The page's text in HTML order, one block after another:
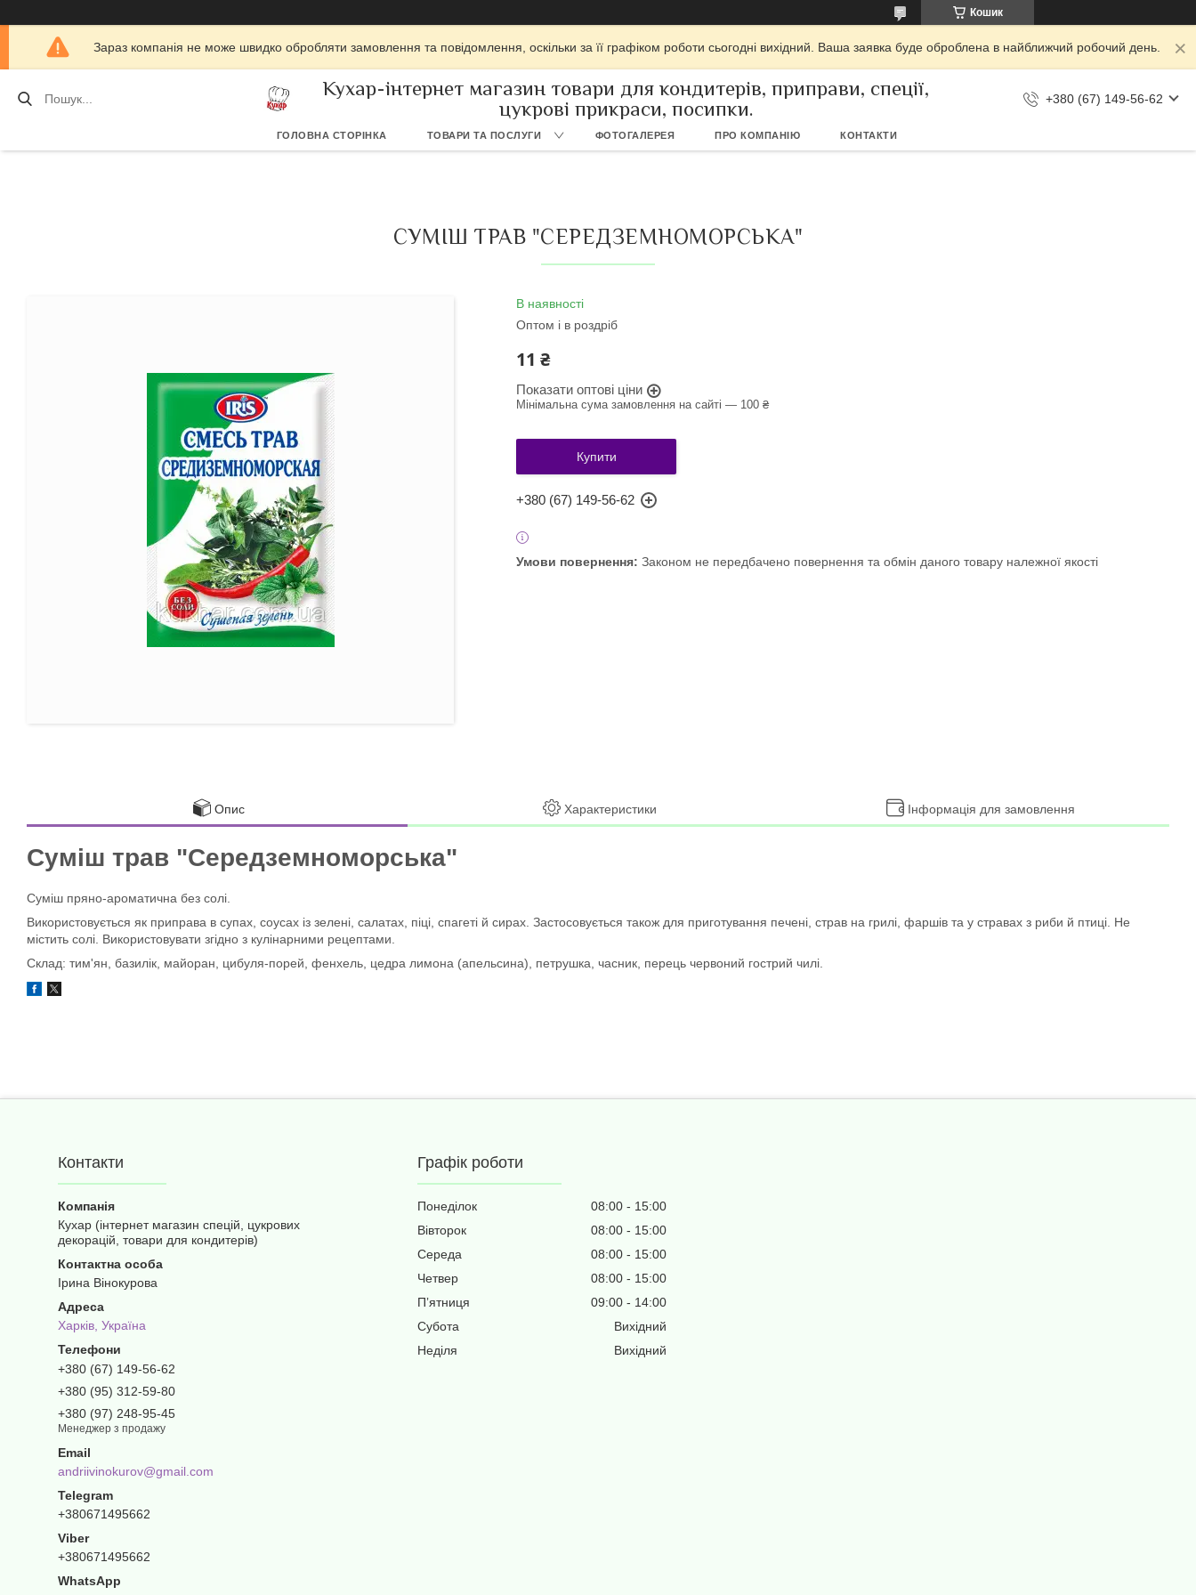
Кошик
Зараз компанія не може швидко обробляти замовлення та повідомлення, оскільки за її графіком роботи сьогодні вихідний. Ваша заявка буде оброблена в найближчий робочий день.
Кухар-інтернет магазин товари для кондитерів, приправи, спеції,
цукрові прикраси, посипки.
+380 (67) 149-56-62
ГОЛОВНА СТОРІНКА ТОВАРИ ТА ПОСЛУГИ ФОТОГАЛЕРЕЯ ПРО КОМПАНІЮ КОНТАКТИ
СУМІШ ТРАВ "СЕРЕДЗЕМНОМОРСЬКА"
В наявності
Оптом і в роздріб
11 ₴
Показати оптові ціни
Мінімальна сума замовлення на сайті — 100 ₴
Купити
+380 (67) 149-56-62
Законом не передбачено повернення та обмін даного товару належної якості
Опис Характеристики Інформація для замовлення
Суміш трав "Середземноморська"
Суміш пряно-ароматична без солі.
Використовується як приправа в супах, соусах із зелені, салатах, піці, спагеті й сирах. Застосовується також для приготування печені, страв на грилі, фаршів та у стравах з риби й птиці. Не
містить солі. Використовувати згідно з кулінарними рецептами.
Склад: тим'ян, базилік, майоран, цибуля-порей, фенхель, цедра лимона (апельсина), петрушка, часник, перець червоний гострий чилі.
Контакти
Кухар (інтернет магазин спецій, цукрових
декорацій, товари для кондитерів)
Ірина Вінокурова
Харків, Україна
+380 (67) 149-56-62
+380 (95) 312-59-80
+380 (97) 248-95-45
Менеджер з продажу
andriivinokurov@gmail.com
+380671495662
+380671495662
Графік роботи
Понеділок 08:00
15:00
Вівторок
08:00
15:00
Середа
08:00
15:00
Четвер
08:00
15:00
Пʼятниця
09:00
14:00
Субота
Вихідний
Неділя
Вихідний